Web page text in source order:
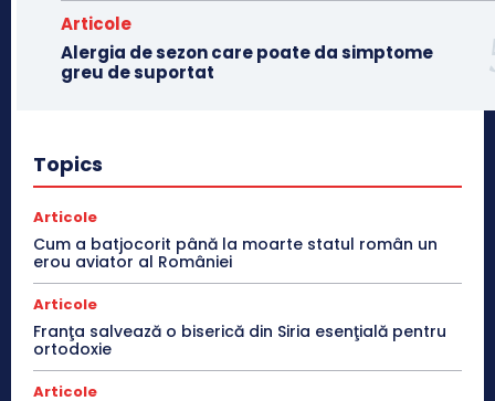
Articole
Alergia de sezon care poate da simptome
greu de suportat
Topics
Articole
Cum a batjocorit până la moarte statul român un
erou aviator al României
Articole
Franţa salvează o biserică din Siria esenţială pentru
ortodoxie
Articole